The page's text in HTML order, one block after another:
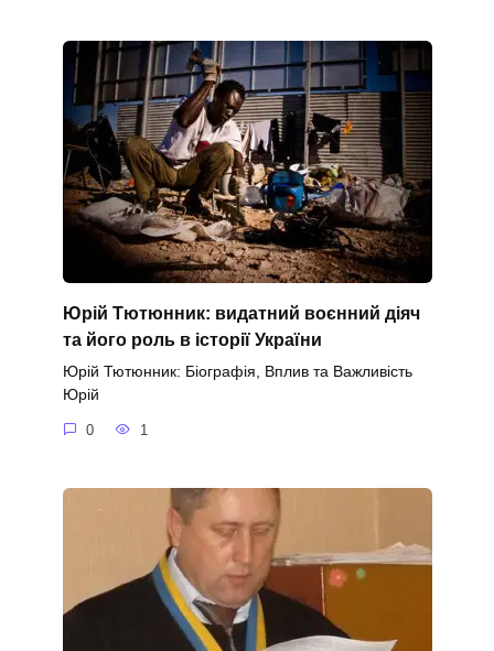
Юрій Тютюнник: видатний воєнний діяч
та його роль в історії України
Юрій Тютюнник: Біографія, Вплив та Важливість
Юрій
0 1